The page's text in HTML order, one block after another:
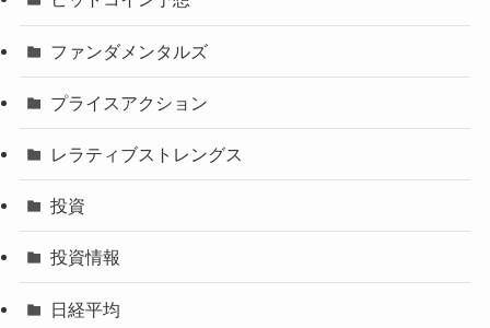
ファンダメンタルズ
プライスアクション
レラティブストレングス
投資
投資情報
日経平均